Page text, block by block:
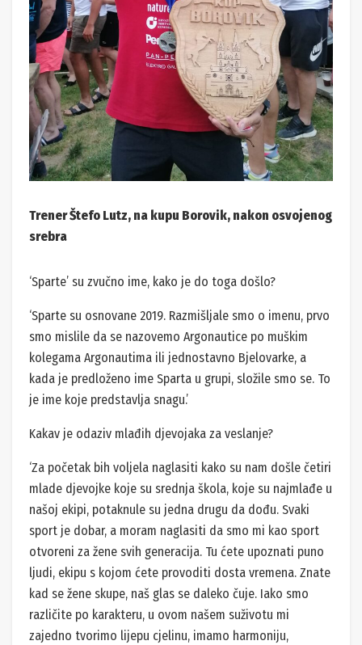
Trener Štefo Lutz, na kupu Borovik, nakon osvojenog
srebra
‘Sparte’ su zvučno ime, kako je do toga došlo?
‘Sparte su osnovane 2019. Razmišljale smo o imenu, prvo
smo mislile da se nazovemo Argonautice po muškim
kolegama Argonautima ili jednostavno Bjelovarke, a
kada je predloženo ime Sparta u grupi, složile smo se. To
je ime koje predstavlja snagu.’
Kakav je odaziv mlađih djevojaka za veslanje?
‘Za početak bih voljela naglasiti kako su nam došle četiri
mlade djevojke koje su srednja škola, koje su najmlađe u
našoj ekipi, potaknule su jedna drugu da dođu. Svaki
sport je dobar, a moram naglasiti da smo mi kao sport
otvoreni za žene svih generacija. Tu ćete upoznati puno
ljudi, ekipu s kojom ćete provoditi dosta vremena. Znate
kad se žene skupe, naš glas se daleko čuje. Iako smo
različite po karakteru, u ovom našem suživotu mi
zajedno tvorimo lijepu cjelinu, imamo harmoniju,